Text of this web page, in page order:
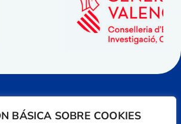
BÁSICA SOBRE COOKIES